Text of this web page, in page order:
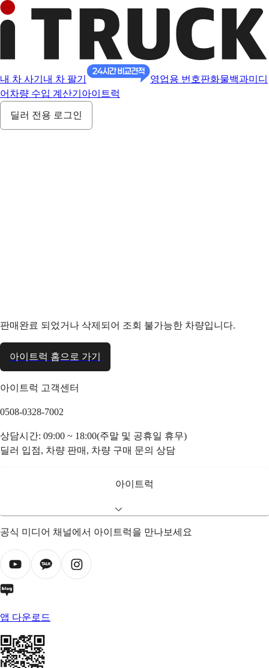
내 차 사기 내 차 팔기 영업용 번호판화물백과미디
어 차량 수입 계산기 아이트럭
딜러 전용 로그인
판매완료 되었거나 삭제되어 조회 불가능한 차량입니다.
아이트럭 홈으로 가기
아이트럭 고객센터
0508-0328-7002
상담시간: 09:00 ~ 18:00(주말 및 공휴일 휴무)
딜러 입점, 차량 판매, 차량 구매 문의 상담
아이트럭
공식 미디어 채널에서 아이트럭을 만나보세요
앱 다운로드